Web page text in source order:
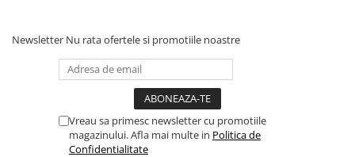
Newsletter Nu rata ofertele si promotiile noastre
Vreau sa primesc newsletter cu promotiile
magazinului. Afla mai multe in Politica de
Confidentialitate